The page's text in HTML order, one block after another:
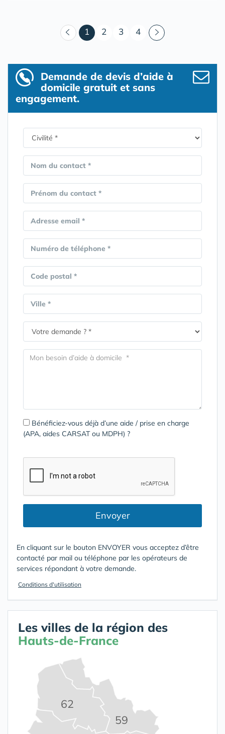
1 (courant)
2 3 4
Demande de devis d’aide à
domicile gratuit et sans
engagement.
Nom du contact *
Prénom du contact *
Adresse email *
Numéro de téléphone *
Code postal *
Ville *
Bénéficiez-vous déjà d’une aide / prise en charge
(APA, aides CARSAT ou MDPH) ?
Envoyer
En cliquant sur le bouton ENVOYER vous acceptez d’être
contacté par mail ou téléphone par les opérateurs de
services répondant à votre demande.
Conditions d'utilisation
Les villes de la région des
Hauts-de-France
59
62